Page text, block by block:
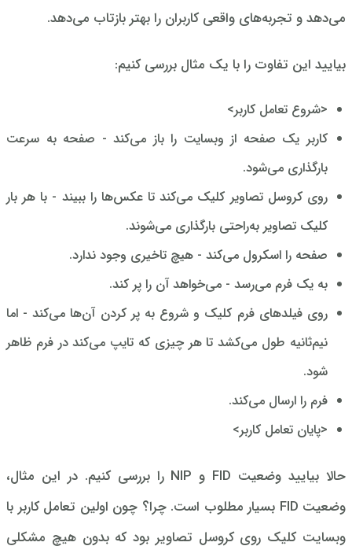
می‌دهد و تجربه‌های واقعی کاربران را بهتر بازتاب می‌دهد.
بیایید این تفاوت را با یک مثال بررسی کنیم:
<شروع تعامل کاربر>
کاربر یک صفحه از وبسایت را باز می‌کند - صفحه به سرعت
بارگذاری می‌شود.
روی کروسل تصاویر کلیک می‌کند تا عکس‌ها را ببیند - با هر بار
کلیک تصاویر به‌راحتی بارگذاری می‌شوند.
صفحه را اسکرول می‌کند - هیچ تاخیری وجود ندارد.
به یک فرم می‌رسد - می‌خواهد آن را پر کند.
روی فیلدهای فرم کلیک و شروع به پر کردن آن‌ها می‌کند - اما
نیم‌ثانیه طول می‌کشد تا هر چیزی که تایپ می‌کند در فرم ظاهر
شود.
فرم را ارسال می‌کند.
<پایان تعامل کاربر>
حالا بیایید وضعیت FID و NIP را بررسی کنیم. در این مثال،
وضعیت FID بسیار مطلوب است. چرا؟ چون اولین تعامل کاربر با
وبسایت کلیک روی کروسل تصاویر بود که بدون هیچ مشکلی